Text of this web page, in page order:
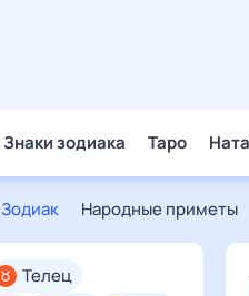
Знаки зодиака Таро
Зодиак Народные приметы
Телец